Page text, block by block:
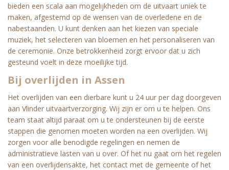
bieden een scala aan mogelijkheden om de uitvaart uniek te
maken, afgestemd op de wensen van de overledene en de
nabestaanden. U kunt denken aan het kiezen van speciale
muziek, het selecteren van bloemen en het personaliseren van
de ceremonie. Onze betrokkenheid zorgt ervoor dat u zich
gesteund voelt in deze moeilijke tijd.
Bij overlijden in Assen
Het overlijden van een dierbare kunt u 24 uur per dag doorgeven
aan Vlinder uitvaartverzorging. Wij zijn er om u te helpen. Ons
team staat altijd paraat om u te ondersteunen bij de eerste
stappen die genomen moeten worden na een overlijden. Wij
zorgen voor alle benodigde regelingen en nemen de
administratieve lasten van u over. Of het nu gaat om het regelen
van een overlijdensakte, het contact met de gemeente of het